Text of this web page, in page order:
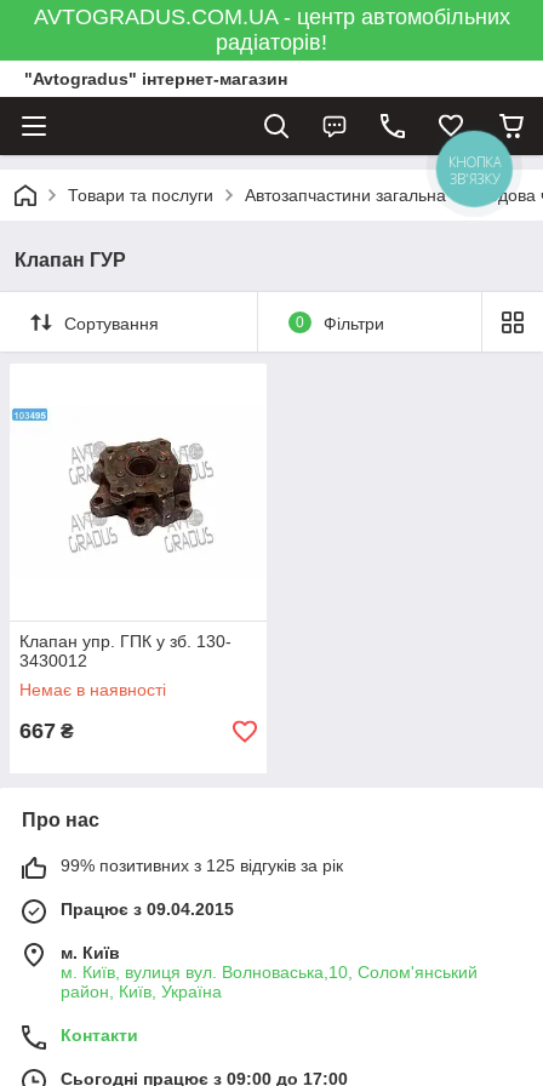
AVTOGRADUS.COM.UA - центр автомобільних
радіаторів!
"Avtogradus" інтернет-магазин
Товари та послуги Автозапчастини загальна Ходова
Клапан ГУР
Сортування 0 Фільтри
Клапан упр. ГПК у зб. 130-
3430012
Немає в наявності
667 ₴
Про нас
99% позитивних з 125 відгуків за рік
Працює з 09.04.2015
м. Київ
м. Київ, вулиця вул. Волноваська,10, Солом'янський
район, Київ, Україна
Контакти
Сьогодні працює з 09:00 до 17:00
КНОПКА
ЗВ'ЯЗКУ